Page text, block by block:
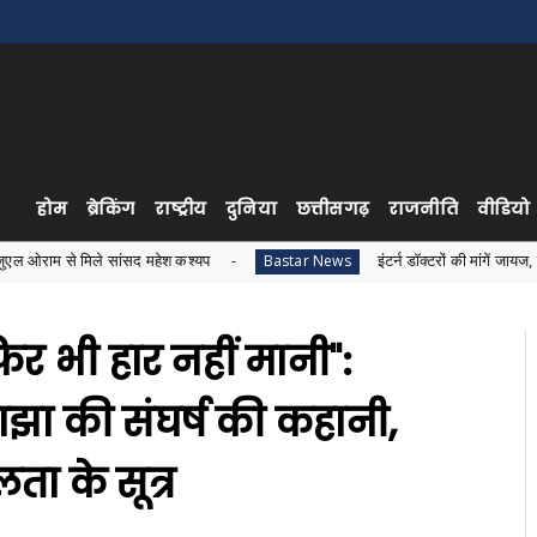
होम ब्रेकिंग राष्ट्रीय दुनिया छत्तीसगढ़ राजनीति वीडियो
महेश कश्यप Bastar News इंटर्न डॉक्टरों की मांगें जायज, सरकार
भी हार नहीं मानी":
की संघर्ष की कहानी,
के सूत्र